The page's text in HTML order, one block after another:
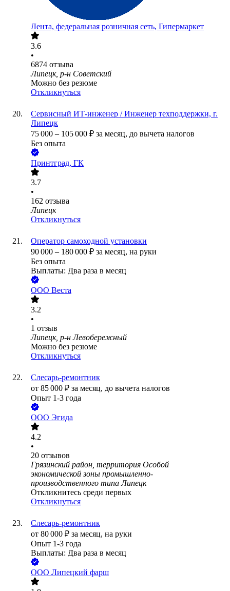
Лента, федеральная розничная сеть, Гипермаркет
3.6
•
6874 отзыва
Липецк, р-н Советский
Можно без резюме
Откликнуться
Сервисный ИТ-инженер / Инженер техподдержки, г.
Липецк
75 000 – 105 000 ₽ за месяц, до вычета налогов
Без опыта
Принтград, ГК
3.7
•
162 отзыва
Липецк
Откликнуться
Оператор самоходной установки
90 000 – 180 000 ₽ за месяц, на руки
Без опыта
Выплаты: Два раза в месяц
ООО Веста
3.2
•
1 отзыв
Липецк, р-н Левобережный
Можно без резюме
Откликнуться
Слесарь-ремонтник
от 85 000 ₽ за месяц, до вычета налогов
Опыт 1-3 года
ООО Эгида
4.2
•
20 отзывов
Грязинский район, территория Особой
экономической зоны промышленно-
производственного типа Липецк
Откликнитесь среди первых
Откликнуться
Слесарь-ремонтник
от 80 000 ₽ за месяц, на руки
Опыт 1-3 года
Выплаты: Два раза в месяц
ООО Липецкий фарш